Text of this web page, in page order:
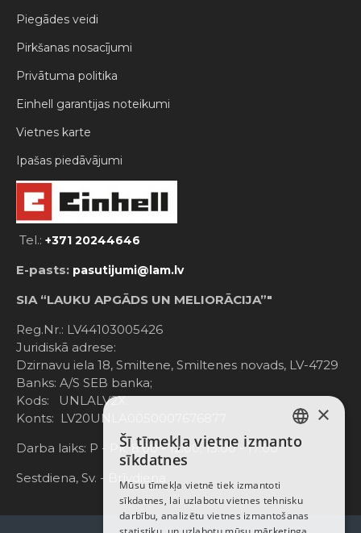
Piegādes veidi
Pirkšanas nosacījumi
Privātuma politika
Einhell garantijas noteikumi
Vietnes karte
Ipašas piedāvājumi
Tel.: +371 20244646
E-pasts: pasutijumi@lam.lv
SIA “LAUKU APGĀDS UN MELIORĀCIJA”"
Reg.Nr.: LV44103005426
Juridiskā adrese:
Dzirnavu iela 18, Smiltene, Smiltenes novads, LV-4729
Banks: A/S SEB banka;
Kods: UNLALV2X
Konts: LV20UNLA0050007676877
Darba laiks: P - Pk. 8:00 - 12:00; 13:00 - 17:00
Sestdiena, Sv. - Brīvdiena
LATVIAN
ENGLISH
×
Šī tīmekļa vietne izmanto
sīkdatnes
Mūsu tīmekļa vietnē tiek izmantoti
sīkdatnes, lai uzlabotu vietnes tehnisku
darbību, analizētu vietnes izmantošanas